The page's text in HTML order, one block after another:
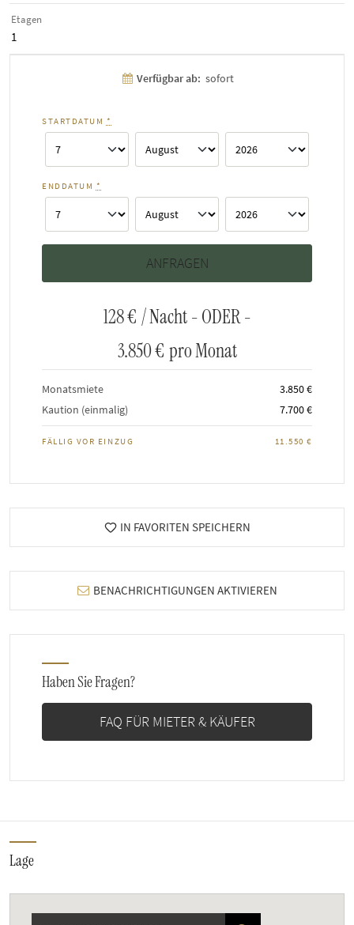
Etagen
1
Verfügbar ab: sofort
STARTDATUM *
ENDDATUM *
128 € / Nacht - ODER -
3.850 € pro Monat
Monatsmiete
3.850 €
Kaution (einmalig)
7.700 €
FÄLLIG VOR EINZUG 11.550 €
IN FAVORITEN SPEICHERN
BENACHRICHTIGUNGEN AKTIVIEREN
Haben Sie Fragen?
FAQ FÜR MIETER & KÄUFER
Lage